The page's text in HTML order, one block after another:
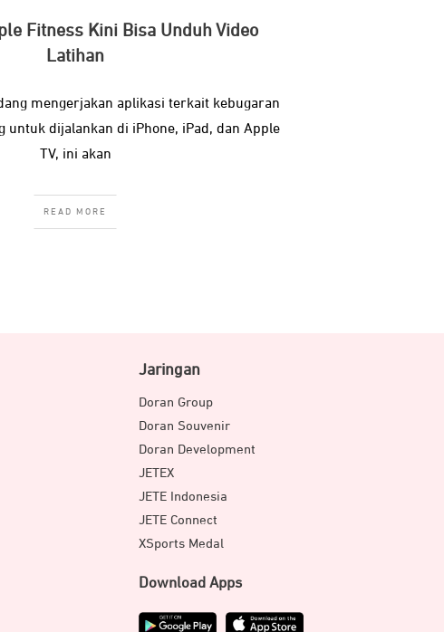
Fitness Kini Bisa Unduh Video
Latihan
mengerjakan aplikasi terkait kebugaran
untuk dijalankan di iPhone, iPad, dan Apple
TV, ini akan
READ MORE
Jaringan
Doran Group
Doran Souvenir
Doran Development
JETEX
JETE Indonesia
JETE Connect
XSports Medal
Download Apps